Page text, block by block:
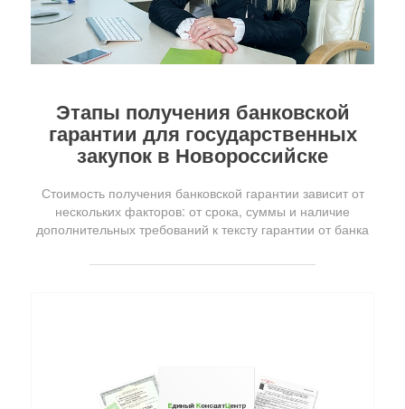
Этапы получения банковской
гарантии для государственных
закупок в Новороссийске
Стоимость получения банковской гарантии зависит от
нескольких факторов: от срока, суммы и наличие
дополнительных требований к тексту гарантии от банка